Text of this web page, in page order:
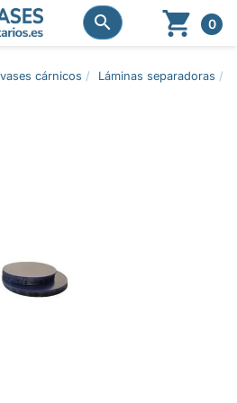

  0
cárnicos Láminas separadoras